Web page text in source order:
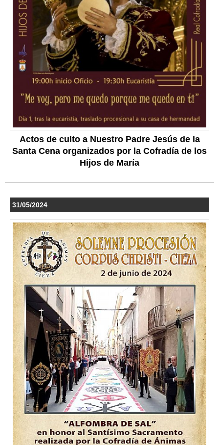
Actos de culto a Nuestro Padre Jesús de la
Santa Cena organizados por la Cofradía de los
Hijos de María
31/05/2024